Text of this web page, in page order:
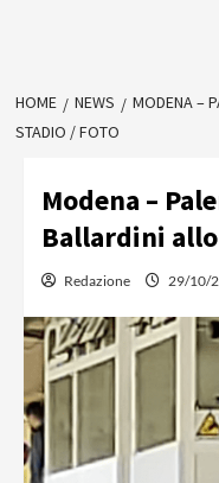
HOME NEWS
MODENA –
STADIO / FOTO
Modena –
Ballardini
Redazione 29/10/